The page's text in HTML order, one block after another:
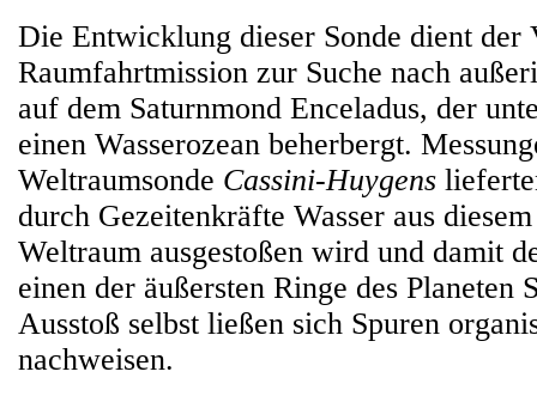
Die Entwicklung dieser Sonde dient der
Raumfahrtmission zur Suche nach
auf dem Saturnmond Enceladus, der
einen Wasserozean beherbergt.
Weltraumsonde Cassini-Huygens
durch Gezeitenkräfte Wasser aus
Weltraum ausgestoßen wird und damit
einen der äußersten Ringe des Planeten
Ausstoß selbst ließen sich Spuren
nachweisen.